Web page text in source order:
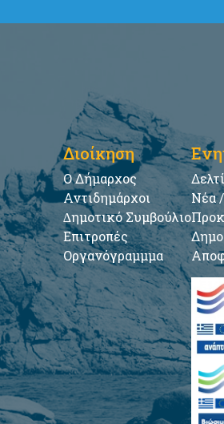
Διοίκηση
Ο Δήμαρχος
Αντιδημάρχοι
∆ημοτικό Συμβούλιο
Επιτροπές
Οργανόγραμμμα
Νέα